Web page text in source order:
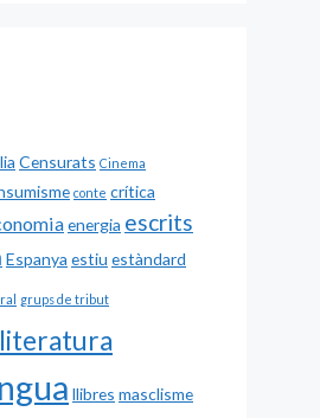
Censurats Cinema
conte crítica
energia escrits
Espanya estiu estàndard
grups de tribut
literatura
llibres masclisme